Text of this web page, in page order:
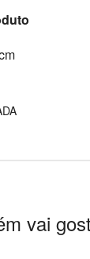
vai